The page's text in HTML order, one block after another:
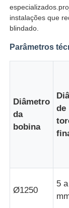
linha da
máquina de
Máquina de
Máquina
Única
instalações que
blindado.
Parâmetros
Diâmetro
da
bobina
de
Ø1250
5